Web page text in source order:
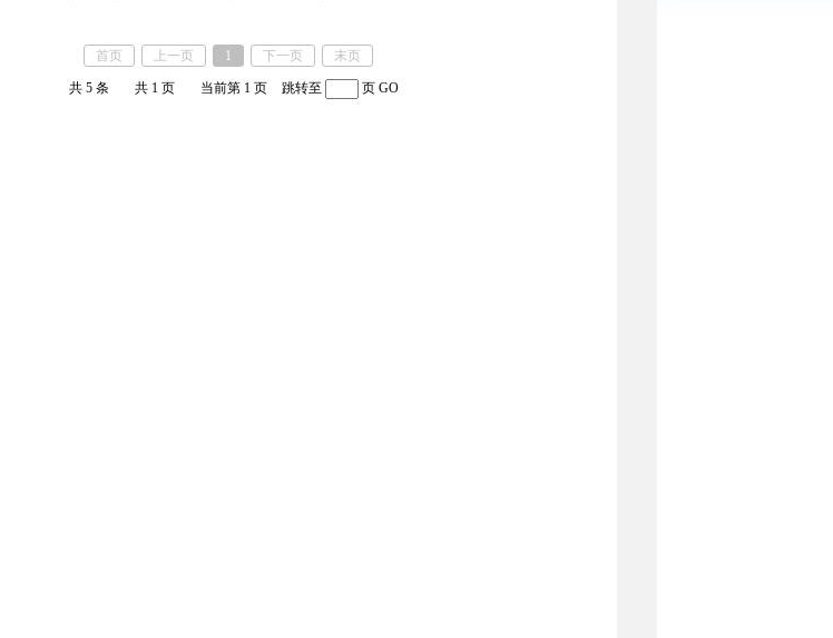
首页 上一页 1 下一页 末页
共 5 条 共 1 页 当前第 1 页 跳转至 页 GO